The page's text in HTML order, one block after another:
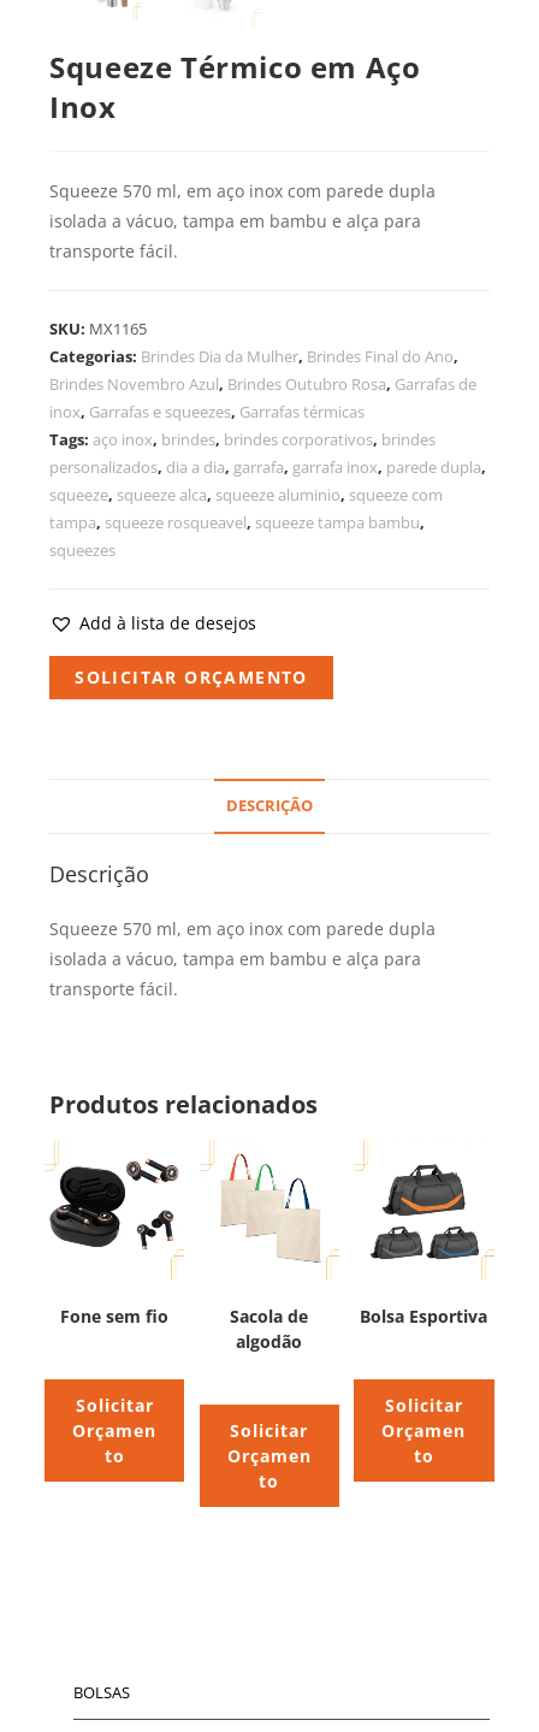
Squeeze Térmico em Aço
Inox
Squeeze 570 ml, em aço inox com parede dupla
isolada a vácuo, tampa em bambu e alça para
transporte fácil.
SKU: MX1165
Categorias: Brindes Dia da Mulher, Brindes Final do Ano,
Brindes Novembro Azul, Brindes Outubro Rosa, Garrafas de
inox, Garrafas e squeezes, Garrafas térmicas
Tags:aço inox, brindes, brindes corporativos, brindes
personalizados, dia a dia, garrafa, garrafa inox, parede dupla,
squeeze, squeeze alca, squeeze aluminio, squeeze com
tampa, squeeze rosqueavel, squeeze tampa bambu,
squeezes
Add à lista de desejos
SOLICITAR ORÇAMENTO
DESCRIÇÃO
Descrição
Squeeze 570 ml, em aço inox com parede dupla
isolada a vácuo, tampa em bambu e alça para
transporte fácil.
Produtos relacionados
Fone sem fio
Solicitar
Orçamen
to
Sacola de
algodão
Solicitar
Orçamen
to
Bolsa Esportiva
Solicitar
Orçamen
to
BOLSAS